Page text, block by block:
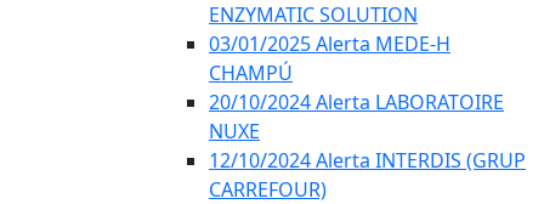
ENZYMATIC SOLUTION
03/01/2025 Alerta MEDE-H
CHAMPÚ
20/10/2024 Alerta LABORATOIRE
NUXE
12/10/2024 Alerta INTERDIS (GRUP
CARREFOUR)